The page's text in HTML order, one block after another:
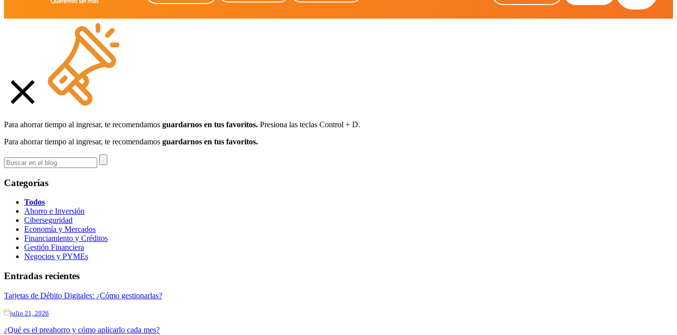
Para ahorrar tiempo al ingresar, te recomendamos guardarnos en tus favoritos. Presiona las teclas Control + D.
Para ahorrar tiempo al ingresar, te recomendamos guardarnos en tus favoritos.
Categorías
Todos
Ahorro e Inversión
Ciberseguridad
Economía y Mercados
Financiamiento y Créditos
Gestión Financiera
Negocios y PYMEs
Entradas recientes
Tarjetas de Débito Digitales: ¿Cómo gestionarlas?
julio 21, 2026
¿Qué es el preahorro y cómo aplicarlo cada mes?